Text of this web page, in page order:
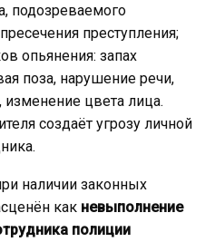
подозреваемого
преступления;
опьянения: запах
поза, нарушение речи,
изменение цвета лица.
создаёт угрозу личной
наличии законных
как невыполнение
полиции